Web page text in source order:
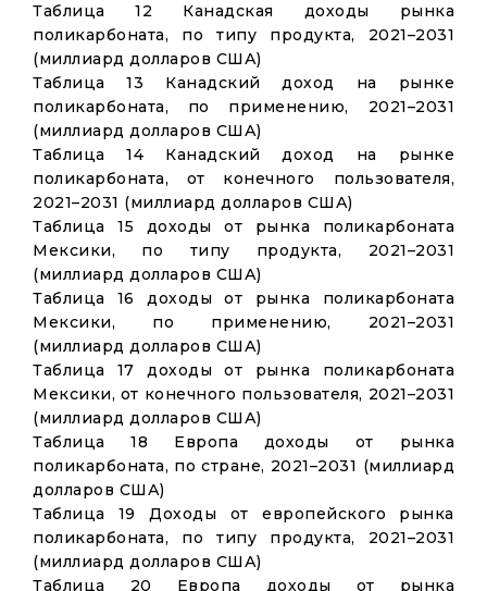
Таблица 12 Канадская доходы рынка
поликарбоната, по типу продукта, 2021–2031
(миллиард долларов США)
Таблица 13 Канадский доход на рынке
поликарбоната, по применению, 2021–2031
(миллиард долларов США)
Таблица 14 Канадский доход на рынке
поликарбоната, от конечного пользователя,
2021–2031 (миллиард долларов США)
Таблица 15 доходы от рынка поликарбоната
Мексики, по типу продукта, 2021–2031
(миллиард долларов США)
Таблица 16 доходы от рынка поликарбоната
Мексики, по применению, 2021–2031
(миллиард долларов США)
Таблица 17 доходы от рынка поликарбоната
Мексики, от конечного пользователя, 2021–2031
(миллиард долларов США)
Таблица 18 Европа доходы от рынка
поликарбоната, по стране, 2021–2031 (миллиард
долларов США)
Таблица 19 Доходы от европейского рынка
поликарбоната, по типу продукта, 2021–2031
(миллиард долларов США)
Таблица 20 Европа доходы от рынка